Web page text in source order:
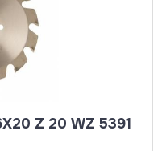
Z 20 WZ 5391